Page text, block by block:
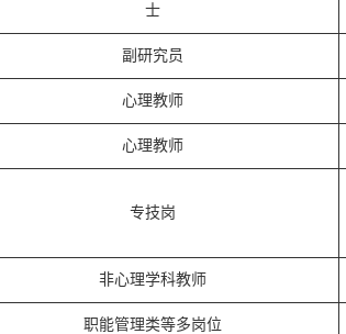
士
副研究员
心理教师
心理教师
专技岗
非心理学科教师
职能管理类等多岗位